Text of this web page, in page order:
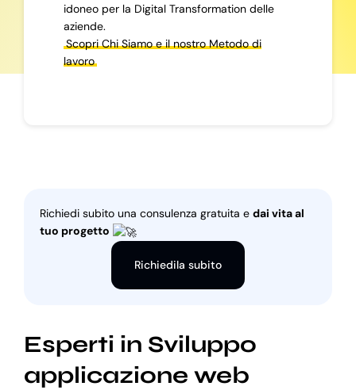
idoneo per la Digital Transformation delle
aziende.
Scopri Chi Siamo e il nostro Metodo di
lavoro
Richiedi subito una consulenza gratuita e dai vita al
tuo progetto
Richiedila subito
Esperti in Sviluppo
applicazione web